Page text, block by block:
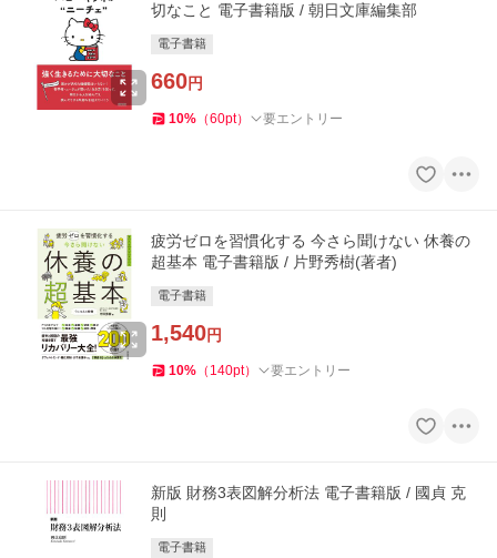
切なこと 電子書籍版 / 朝日文庫編集部
電子書籍
660円
10% （60pt） 要エントリー
疲労ゼロを習慣化する 今さら聞けない 休養の
超基本 電子書籍版 / 片野秀樹(著者)
電子書籍
1,540円
10% （ 140pt） 要エントリー
新版 財務3表図解分析法 電子書籍版 / 國貞 克
則
電子書籍